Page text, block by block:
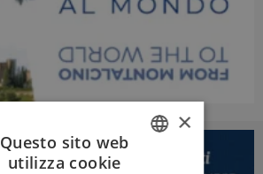
×
Questo sito web
utilizza cookie